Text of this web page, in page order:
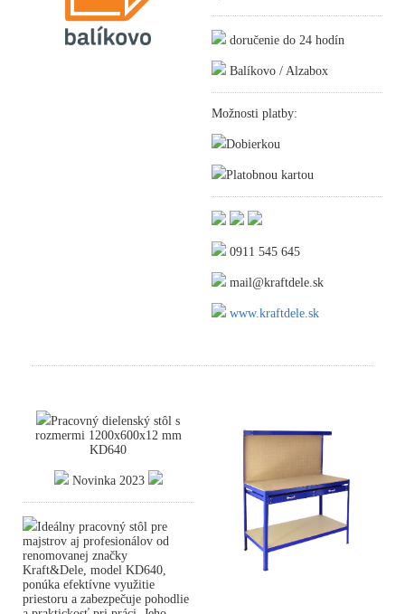
doručenie do 24 hodín
Balíkovo / Alzabox
Možnosti platby:
Dobierkou
Platobnou kartou
0911 545 645
mail@kraftdele.sk
www.kraftdele.sk
Pracovný dielenský stôl s
rozmermi 1200x600x12 mm
KD640
Novinka 2023
Ideálny pracovný stôl pre
majstrov aj profesionálov od
renomovanej značky
Kraft&Dele, model KD640,
ponúka efektívne využitie
priestoru a zabezpečuje pohodlie